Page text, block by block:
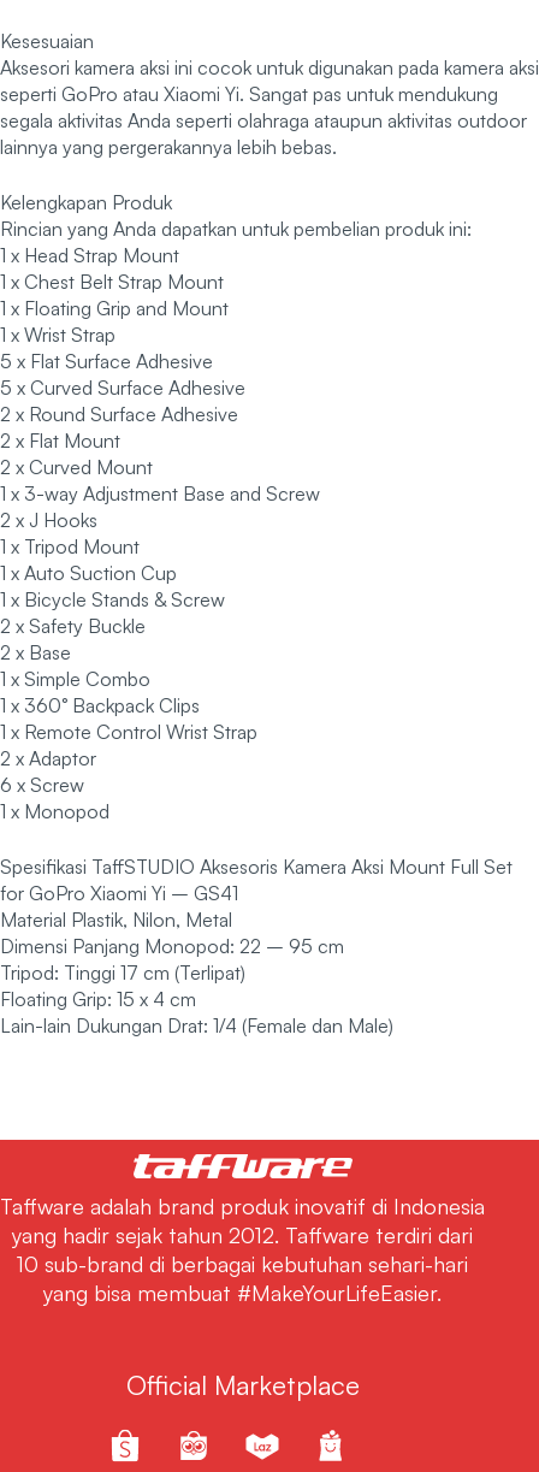
Kesesuaian
Aksesori kamera aksi ini cocok untuk digunakan pada kamera aksi
seperti GoPro atau Xiaomi Yi. Sangat pas untuk mendukung
segala aktivitas Anda seperti olahraga ataupun aktivitas outdoor
lainnya yang pergerakannya lebih bebas.
Kelengkapan Produk
Rincian yang Anda dapatkan untuk pembelian produk ini:
1 x Head Strap Mount
1 x Chest Belt Strap Mount
1 x Floating Grip and Mount
1 x Wrist Strap
5 x Flat Surface Adhesive
5 x Curved Surface Adhesive
2 x Round Surface Adhesive
2 x Flat Mount
2 x Curved Mount
1 x 3-way Adjustment Base and Screw
2 x J Hooks
1 x Tripod Mount
1 x Auto Suction Cup
1 x Bicycle Stands & Screw
2 x Safety Buckle
2 x Base
1 x Simple Combo
1 x 360° Backpack Clips
1 x Remote Control Wrist Strap
2 x Adaptor
6 x Screw
1 x Monopod
Spesifikasi TaffSTUDIO Aksesoris Kamera Aksi Mount Full Set
for GoPro Xiaomi Yi – GS41
Material Plastik, Nilon, Metal
Dimensi Panjang Monopod: 22 – 95 cm
Tripod: Tinggi 17 cm (Terlipat)
Floating Grip: 15 x 4 cm
Lain-lain Dukungan Drat: 1/4 (Female dan Male)
Taffware adalah brand produk inovatif di Indonesia
yang hadir sejak tahun 2012. Taffware terdiri dari
10 sub-brand di berbagai kebutuhan sehari-hari
yang bisa membuat #MakeYourLifeEasier.
Official Marketplace